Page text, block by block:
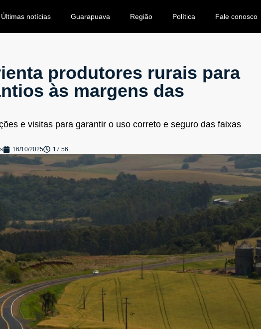
Últimas notícias Guarapuava Região Política Fale conosco
produtores rurais para
às margens das
e visitas para garantir o uso correto e seguro das faixas
16/10/2025 17:56